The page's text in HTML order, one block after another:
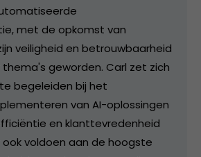
met de opkomst van
veiligheid en betrouwbaarheid
geworden. Carl zet zich
begeleiden bij het
van AI-oplossingen
en klanttevredenheid
voldoen aan de hoogste